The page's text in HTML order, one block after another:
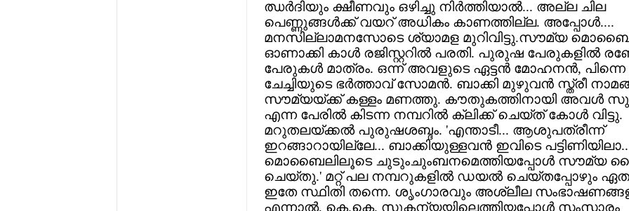
ഝര്‍ദിയും ക്ഷീണവും ഒഴിച്ചു നിര്‍ത്തിയാല്‍... അല്ല ചില
പെണ്ണുങ്ങള്‍ക്ക് വയറ് അധികം കാണത്തില്ല. അപ്പോള്‍....
മനസില്ലാമനസോടെ ശ്യാമള മുറിവിട്ടു.സൗമ്യ
ഓണാക്കി കാള്‍ രജിസ്റ്ററില്‍ പരതി. പുരുഷ പേരുകളില്‍
പേരുകള്‍ മാത്രം. ഒന്ന് അവളുടെ ഏട്ടന്‍ മോഹനന്‍, പിന്നെ
ചേച്ചിയുടെ ഭര്‍ത്താവ് സോമന്‍. ബാക്കി മുഴുവന്‍ സ്ത്രീ
സൗമ്യയ്ക്ക് കള്ളം മണത്തു. കൗതുകത്തിനായി അവള്‍
എന്ന പേരില്‍ കിടന്ന നമ്പറില്‍ ക്ലിക്ക് ചെയ്ത് കോള്‍ വിട്ടു.
മറുതലയ്ക്കല്‍ പുരുഷശബ്ദം. 'എന്താടീ... ആശുപത്രീന്ന്
ഇറങ്ങാറായില്ലേ... ബാക്കിയുള്ളവന്‍ ഇവിടെ
മൊബൈലിലൂടെ ചുടുംചുംബനമെത്തിയപ്പോള്‍ സൗമ്യ
ചെയ്തു.' മറ്റ് പല നമ്പറുകളില്‍ ഡയല്‍ ചെയ്തപ്പോഴും
ഇതേ സ്ഥിതി തന്നെ. ശൃംഗാരവും അശ്ലീല
എന്നാല്‍, കെ.കെ. സുകന്യയിലെത്തിയപ്പോള്‍ സംസാരം